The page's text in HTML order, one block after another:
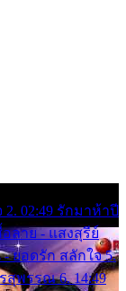
02:49 รักมาห้าปี
ลาย - แสงสุรีย์
ยอดรัก สลักใจ 5.
สุพรรณ 6. 14:49